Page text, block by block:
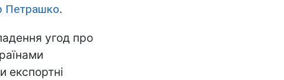
Петрашко.
угод про
експортні